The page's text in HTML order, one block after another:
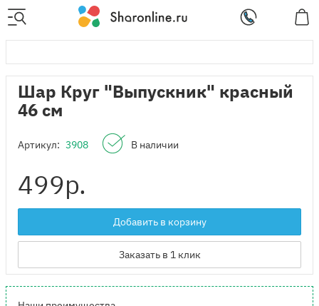
Шар Круг "Выпускник" красный
46 см
Артикул: 3908 В наличии
499р.
Добавить в корзину
Заказать в 1 клик